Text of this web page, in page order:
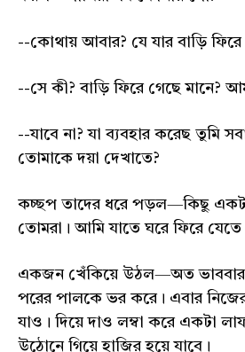
--কোথায় আবার? যে যার বাড়ি ফিরে
--সে কী? বাড়ি ফিরে গেছে মানে?
--যাবে না? যা ব্যবহার করেছ তুমি
তোমাকে দয়া দেখাতে?
কচ্ছপ তাদের ধরে পড়ল—কিছু
তোমরা। আমি যাতে ঘরে ফিরে যেতে
একজন খেঁকিয়ে উঠল—অত ভাববার
পরের পালকে ভর করে। এবার
যাও। দিয়ে দাও লম্বা করে একটা
উঠোনে গিয়ে হাজির হয়ে যাবে।